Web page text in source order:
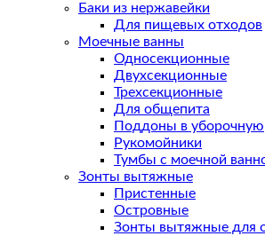
Баки из нержавейки
Для пищевых отходов
Моечные ванны
Односекционные
Двухсекционные
Трехсекционные
Для общепита
Поддоны в уборочную
Рукомойники
Тумбы с моечной
Зонты вытяжные
Пристенные
Островные
Зонты вытяжные для